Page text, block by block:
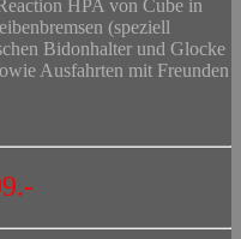
HPA von Cube in
(speziell
Bidonhalter und Glocke
Ausfahrten mit Freunden